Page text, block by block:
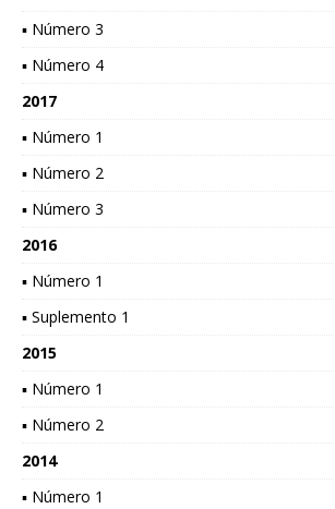
▪ Número 3
▪ Número 4
2017
▪ Número 1
▪ Número 2
▪ Número 3
2016
▪ Número 1
▪ Suplemento 1
2015
▪ Número 1
▪ Número 2
2014
▪ Número 1